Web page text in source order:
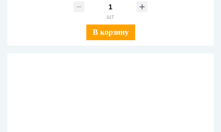
шт
В корзину